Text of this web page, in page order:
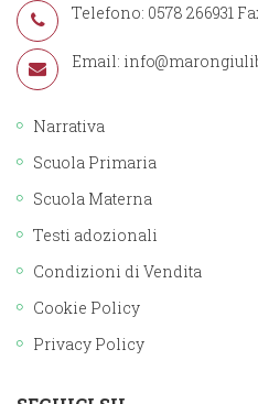
Telefono: 0578 266931
Email:
Narrativa
Scuola Primaria
Scuola Materna
Testi adozionali
Condizioni di Vendita
Cookie Policy
Privacy Policy